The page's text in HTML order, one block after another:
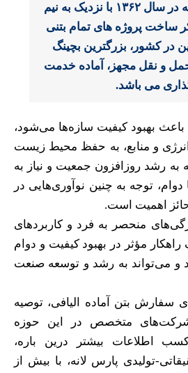
شرکت پارس لانه در سال ۱۳۶۲ با نزدیک به نیم
ساخت پروژه های تمام بتنی
در کشور، بزرگترین بچینگ
و نقل مجهز، آماده خدمت
می باشد.
بهبود کیفیت سازه‌ها می‌شود،
و منابع، به حفظ محیط زیست
به رشد روزافزون جمعیت و نیاز به
دوام، توجه به چنین نوآوری‌هایی در
اهمیت است.
منحصر به فرد و کاربردهای
مؤثر در بهبود کیفیت و دوام
و می‌تواند به رشد و توسعه صنعت
سفارش بتن آماده الیافی، توصیه
متخصص در این حوزه
اطلاعات بیشتر درین باره،
تولیدی پارس لانه، با بیش از